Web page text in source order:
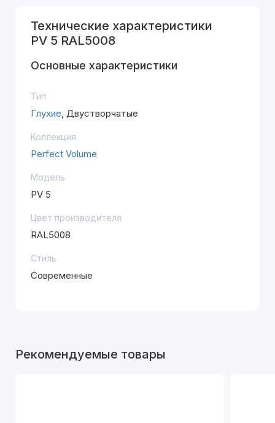
Технические характеристики
PV 5 RAL5008
Основные характеристики
Тип
Глухие, Двустворчатые
Коллекция
Perfect Volume
Модель
PV 5
Цвет производителя
RAL5008
Стиль
Современные
Рекомендуемые товары